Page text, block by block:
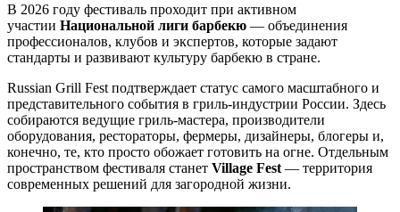
В 2026 году фестиваль проходит при активном
участии Национальной лиги барбекю — объединения
профессионалов, клубов и экспертов, которые задают
стандарты и развивают культуру барбекю в стране.
Russian Grill Fest подтверждает статус самого масштабного и
представительного события в гриль-индустрии России. Здесь
собираются ведущие гриль-мастера, производители
оборудования, рестораторы, фермеры, дизайнеры, блогеры и,
конечно, те, кто просто обожает готовить на огне. Отдельным
пространством фестиваля станет Village Fest — территория
современных решений для загородной жизни.